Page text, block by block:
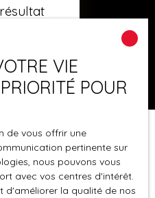
VIE
POUR
de vous offrir une
pertinente sur
nous pouvons vous
avec vos centres d'intérêt.
d'améliorer la qualité de nos